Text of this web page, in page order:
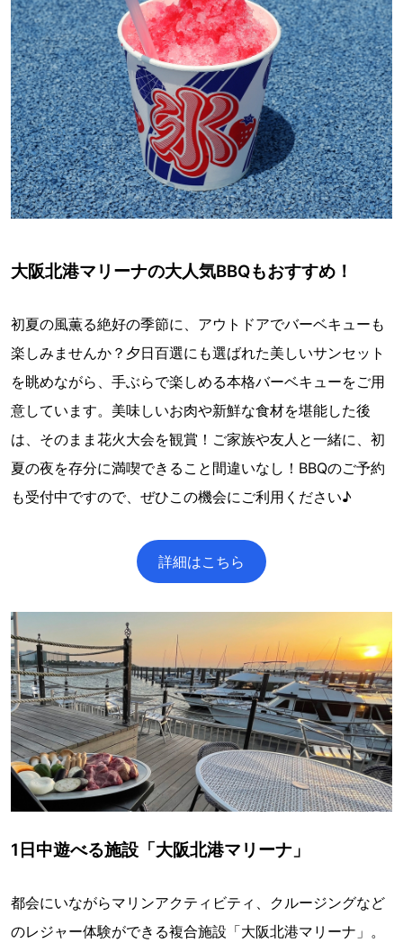
大阪北港マリーナの大人気BBQもおすすめ！
初夏の風薫る絶好の季節に、アウトドアでバーベキューも
楽しみませんか？夕日百選にも選ばれた美しいサンセット
を眺めながら、手ぶらで楽しめる本格バーベキューをご用
意しています。美味しいお肉や新鮮な食材を堪能した後
は、そのまま花火大会を観賞！ご家族や友人と一緒に、初
夏の夜を存分に満喫できること間違いなし！BBQのご予約
も受付中ですので、ぜひこの機会にご利用ください♪
詳細はこちら
1日中遊べる施設「大阪北港マリーナ」
都会にいながらマリンアクティビティ、クルージングなど
のレジャー体験ができる複合施設「大阪北港マリーナ」。